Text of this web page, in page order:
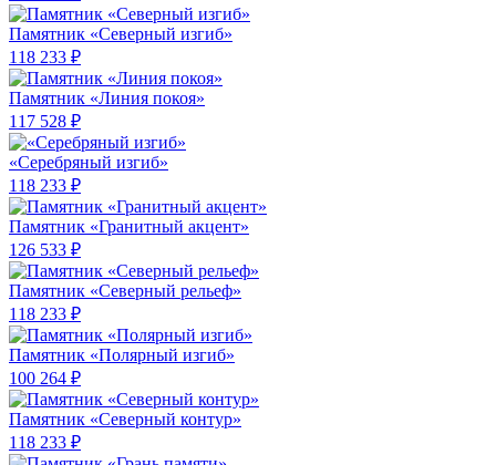
Памятник «Северный изгиб»
118 233 ₽
Памятник «Линия покоя»
117 528 ₽
«Серебряный изгиб»
118 233 ₽
Памятник «Гранитный акцент»
126 533 ₽
Памятник «Северный рельеф»
118 233 ₽
Памятник «Полярный изгиб»
100 264 ₽
Памятник «Северный контур»
118 233 ₽